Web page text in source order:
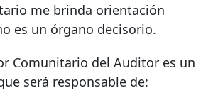
me brinda orientación
es un órgano decisorio.
Comunitario del Auditor es un
será responsable de: